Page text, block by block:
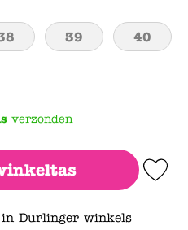
39 40
verzonden
Add to
Durlinger winkels